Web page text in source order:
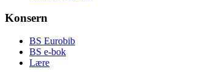
Konsern
BS Eurobib
BS e-bok
Lære